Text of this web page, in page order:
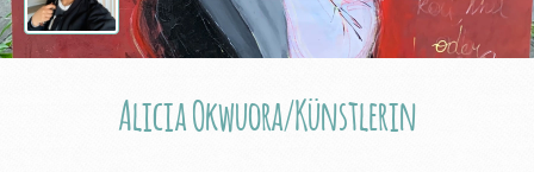
Alicia Okwuora/Künstlerin